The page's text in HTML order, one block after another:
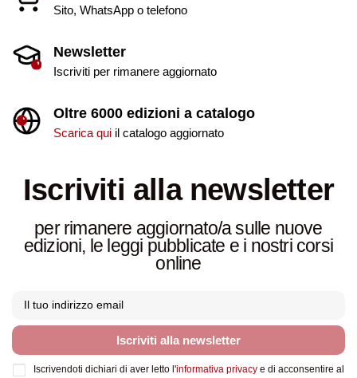
Sito, WhatsApp o telefono
Newsletter
Iscriviti per rimanere aggiornato
Oltre 6000 edizioni a catalogo
Scarica quiil catalogo aggiornato
Iscriviti alla newsletter
per rimanere aggiornato/a sulle nuove
edizioni, le leggi pubblicate e i nostri corsi
online
Iscriviti alla newsletter
Iscrivendoti dichiari di aver letto l'informativa privacy e di acconsentire al